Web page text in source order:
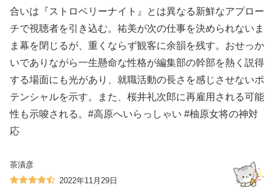
合いは『ストロベリーナイト』とは異なる新鮮なアプロー
チで視聴者を引き込む。祐美が次の仕事を決められないま
ま幕を閉じるが、重くならず観客に余韻を残す。おせっか
いでありながら一生懸命な性格が編集部の幹部を熱く説得
する場面にも光があり、就職活動の長さを感じさせないポ
テンシャルを示す。また、桜井礼次郎に再雇用される可能
性も示唆される。#高原へいらっしゃい #柚原女将の神対
応
茶漬彦
2022年11月29日